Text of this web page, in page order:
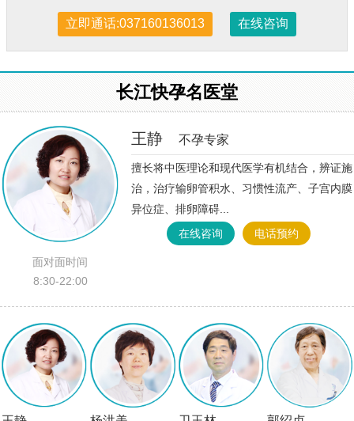
立即通话:037160136013 在线咨询
长江快孕名医堂
面对面时间
8:30-22:00
王静 不孕专家
擅长将中医理论和现代医学有机结合，辨证施
治，治疗输卵管积水、习惯性流产、子宫内膜
异位症、排卵障碍...
在线咨询
电话预约